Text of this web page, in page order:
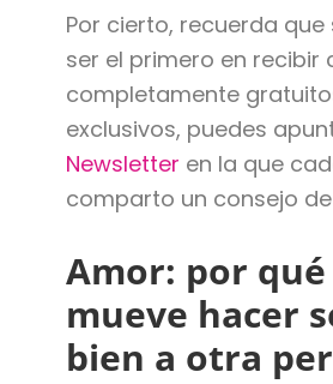
Por cierto, recuerda que
ser el primero en recibir
completamente
exclusivos, puedes
Newsletter en la que
comparto un consejo
Amor: por qué
mueve hacer
bien a otra